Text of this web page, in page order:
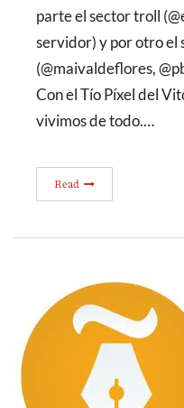
parte el sector troll
servidor) y por otro el
(@maivaldeflores,
Con el Tío Píxel del
vivimos de todo.…
Read